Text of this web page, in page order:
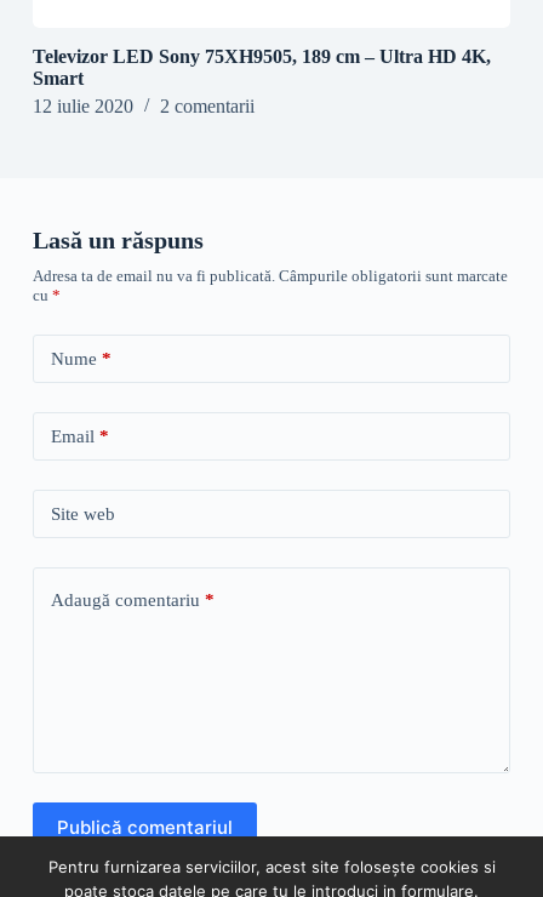
Televizor LED Sony 75XH9505, 189 cm – Ultra HD 4K,
Smart
12 iulie 2020
2 comentarii
Lasă un răspuns
Adresa ta de email nu va fi publicată. Câmpurile obligatorii sunt marcate
cu *
Nume *
Email *
Site web
Adaugă comentariu *
Publică comentariul
Pentru furnizarea serviciilor, acest site folosește cookies si
poate stoca datele pe care tu le introduci in formulare.